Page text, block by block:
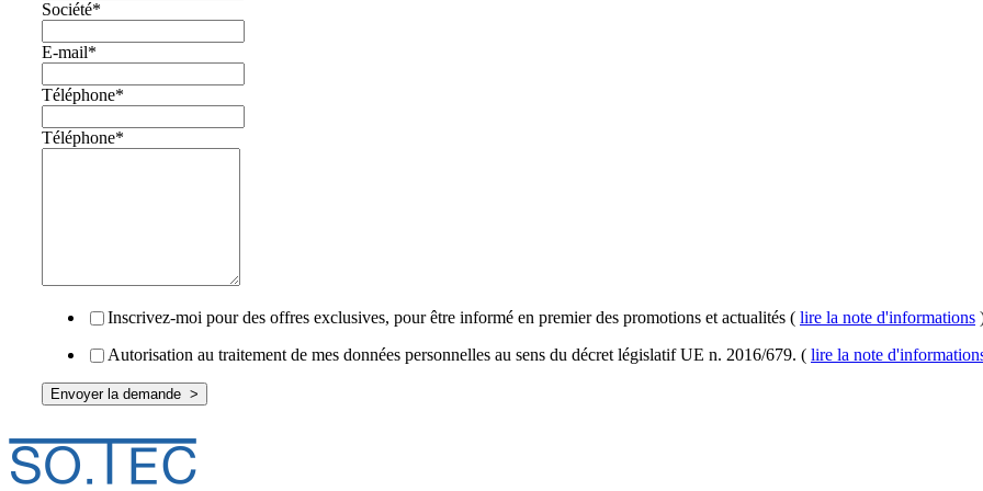
Société*
E-mail*
Téléphone*
Téléphone*
Inscrivez-moi pour des offres exclusives, pour être informé en premier des promotions et actualités ( lire la note d'informations
Autorisation au traitement de mes données personnelles au sens du décret législatif UE n. 2016/679. ( lire la note